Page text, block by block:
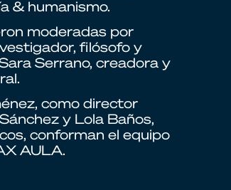
& humanismo.
moderadas por
filósofo y
Serrano, creadora y
como director
y Lola Baños,
conforman el equipo
AULA.